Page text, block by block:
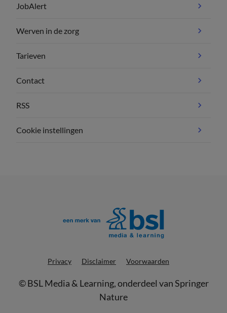
JobAlert
Werven in de zorg
Tarieven
Contact
RSS
Cookie instellingen
Privacy Disclaimer Voorwaarden
©BSL Media & Learning, onderdeel vanSpringer
Nature